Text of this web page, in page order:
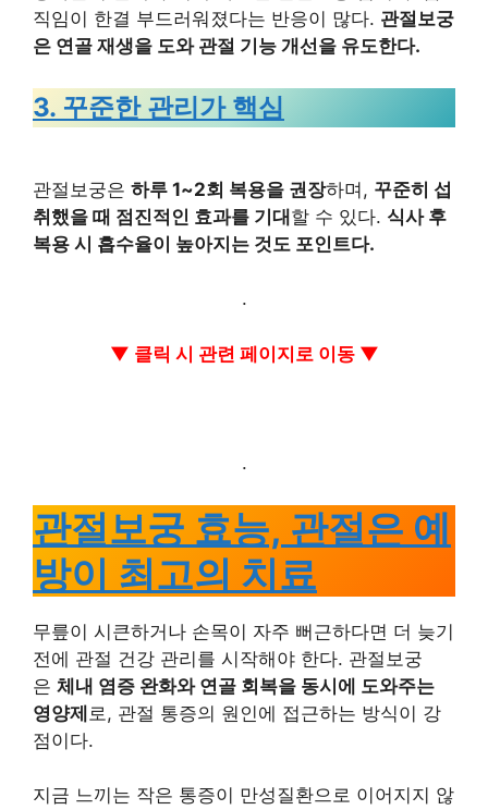
직임이 한결 부드러워졌다는 반응이 많다. 관절보궁
은 연골 재생을 도와 관절 기능 개선을 유도한다.
3. 꾸준한 관리가 핵심
관절보궁은 하루 1~2회 복용을 권장하며, 꾸준히 섭
취했을 때 점진적인 효과를 기대할 수 있다. 식사 후
복용 시 흡수율이 높아지는 것도 포인트다.
.
▼ 클릭 시 관련 페이지로 이동 ▼
.
관절보궁 효능, 관절은 예
방이 최고의 치료
무릎이 시큰하거나 손목이 자주 뻐근하다면 더 늦기
전에 관절 건강 관리를 시작해야 한다. 관절보궁
은 체내 염증 완화와 연골 회복을 동시에 도와주는
영양제 로, 관절 통증의 원인에 접근하는 방식이 강
점이다.
지금 느끼는 작은 통증이 만성질환으로 이어지지 않